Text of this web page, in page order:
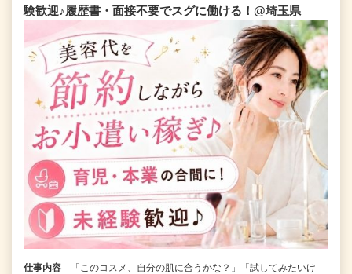
験歓迎♪履歴書・面接不要でスグに働ける！@埼玉県
仕事内容
「このコスメ、自分の肌に合うかな？」「試してみたいけ